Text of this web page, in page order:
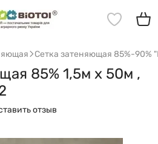
Сетка затеняющая 85%-90%
85% 1,5м х 50м ,
отзыв